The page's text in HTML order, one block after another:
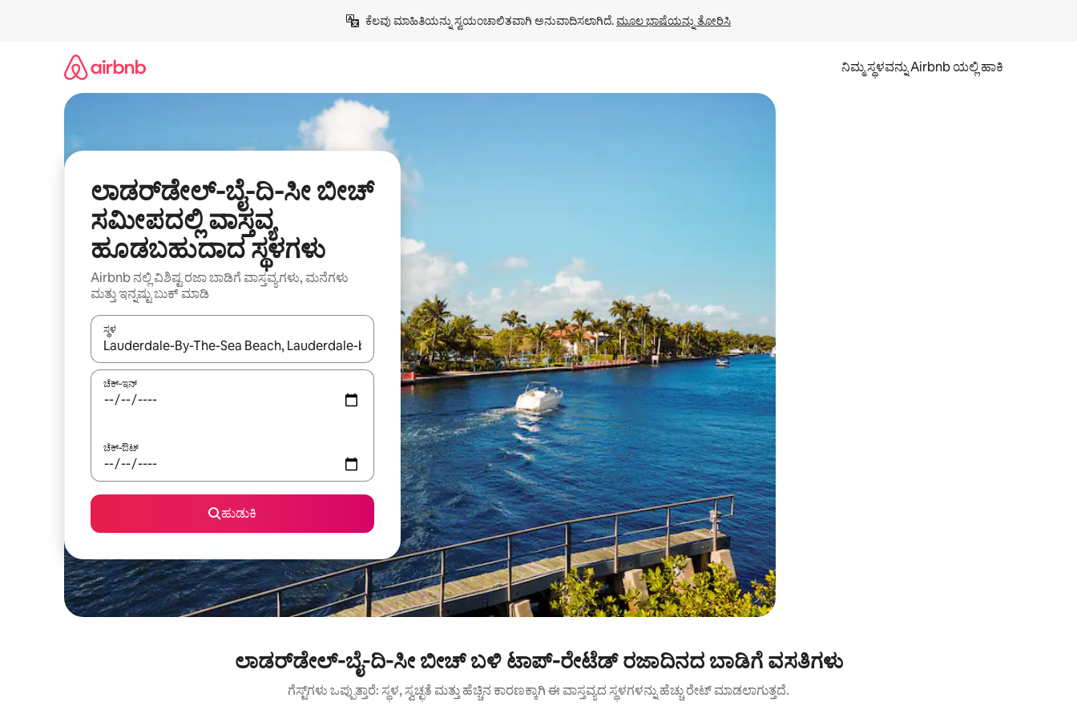
ಕೆಲವು ಮಾಹಿತಿಯನ್ನು ಸ್ವಯಂಚಾಲಿತವಾಗಿ ಅನುವಾದಿಸಲಾಗಿದೆ. ಮೂಲ ಭಾಷೆಯನ್ನು ತೋರಿಸಿ
ನಿಮ್ಮ ಸ್ಥಳವನ್ನು Airbnb ಯಲ್ಲಿ ಹಾಕಿ
ಲಾಡರ್‌ಡೇಲ್-ಬೈ-ದಿ-ಸೀ ಬೀಚ್
ಸಮೀಪದಲ್ಲಿ ವಾಸ್ತವ್ಯ
ಹೂಡಬಹುದಾದ ಸ್ಥಳಗಳು
Airbnb ನಲ್ಲಿ ವಿಶಿಷ್ಟ ರಜಾ ಬಾಡಿಗೆ ವಾಸ್ತವ್ಯಗಳು, ಮನೆಗಳು
ಮತ್ತು ಇನ್ನಷ್ಟು ಬುಕ್ ಮಾಡಿ
ಸ್ಥಳ
ಫಲಿತಾಂಶಗಳು ಲಭ್ಯವಿರುವಾಗ, ಅಪ್ ಮತ್ತು ಡೌನ್ ಬಾಣದ ಕೀಲಿಗಳೊಂದಿಗೆ ನ್ಯಾವಿಗೇಟ್ ಮಾಡಿ ಅಥವಾ ಸ್ಪರ್ಶ ಅಥವಾ ಸ್ವೈಪ್ ಗೆಸ್ಚರ್‌ಗಳ ಮೂಲಕ ಅನ್ವೇಷಿಸಿ.
ಚೆಕ್-ಇನ್
ಚೆಕ್-ಔಟ್
ಹುಡುಕಿ
ಲಾಡರ್‌ಡೇಲ್-ಬೈ-ದಿ-ಸೀ ಬೀಚ್ ಬಳಿ ಟಾಪ್-ರೇಟೆಡ್ ರಜಾದಿನದ ಬಾಡಿಗೆ ವಸತಿಗಳು
ಗೆಸ್ಟ್‌ಗಳು ಒಪ್ಪುತ್ತಾರೆ: ಸ್ಥಳ, ಸ್ವಚ್ಛತೆ ಮತ್ತು ಹೆಚ್ಚಿನ ಕಾರಣಕ್ಕಾಗಿ ಈ ವಾಸ್ತವ್ಯದ ಸ್ಥಳಗಳನ್ನು ಹೆಚ್ಚು ರೇಟ್ ಮಾಡಲಾಗುತ್ತದೆ.